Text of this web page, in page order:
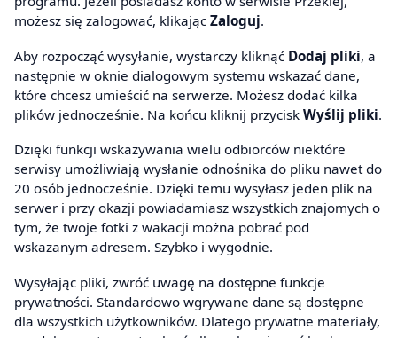
możesz się zalogować, klikając Zaloguj.
Aby rozpocząć wysyłanie, wystarczy kliknąć Dodaj pliki, a
następnie w oknie dialogowym systemu wskazać dane,
które chcesz umieścić na serwerze. Możesz dodać kilka
plików jednocześnie. Na końcu kliknij przycisk Wyślij pliki.
Dzięki funkcji wskazywania wielu odbiorców niektóre
serwisy umożliwiają wysłanie odnośnika do pliku nawet do
20 osób jednocześnie. Dzięki temu wysyłasz jeden plik na
serwer i przy okazji powiadamiasz wszystkich znajomych o
tym, że twoje fotki z wakacji można pobrać pod
wskazanym adresem. Szybko i wygodnie.
Wysyłając pliki, zwróć uwagę na dostępne funkcje
prywatności. Standardowo wgrywane dane są dostępne
dla wszystkich użytkowników. Dlatego prywatne materiały,